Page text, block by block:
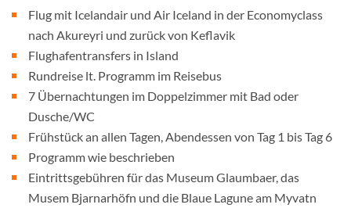
Flug mit Icelandair und Air Iceland in der Economyclass
nach Akureyri und zurück von Keflavik
Flughafentransfers in Island
Rundreise lt. Programm im Reisebus
7 Übernachtungen im Doppelzimmer mit Bad oder
Dusche/WC
Frühstück an allen Tagen, Abendessen von Tag 1 bis Tag 6
Programm wie beschrieben
Eintrittsgebühren für das Museum Glaumbaer, das
Musem Bjarnarhöfn und die Blaue Lagune am Myvatn